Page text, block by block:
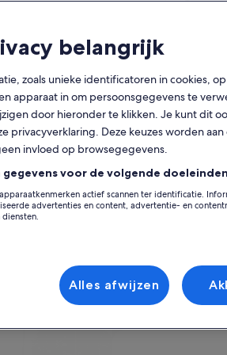
Donderdag
VrVrijdag
Za Zaterdag
ZoZondag
7 8 9
23
30
MaMaandag
Di
7 8 9
21 22 23
28 29
ons aanbod van privévakantiehuizen en
over de beste voorzieningen, waaronder
met toegankelijkheidsvoorzieningen tot
belangrijk
zoals unieke identificatoren in cookies,
apparaat in om persoonsgegevens te
door hieronder te klikken. Je kunt dit
privacyverklaring. Deze keuzes worden aan
invloed op browsegegevens.
voor de volgende
actief scannen ter identificatie.
advertenties en content, advertentie- en
Alles afwijzen